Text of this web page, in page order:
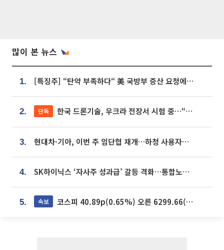
많이 본 뉴스
1. [특징주] “탄약 부족하다“ 美 국방부 증산 요청에⋯국내 방산주 급등세
2. 단독 한국 드론기술, 우크라 전장서 시험 중…“스타트업 여러 곳 참여”
3. 현대차·기아, 이번 주 임단협 재개…하청 사용자성 재심도 ‘변수’
4. SK하이닉스 ‘자사주 성과급’ 갈등 격화…통합노조 출범 움직임
5. 속보 코스피 40.89p(0.65%) 오른 6299.66(마감)